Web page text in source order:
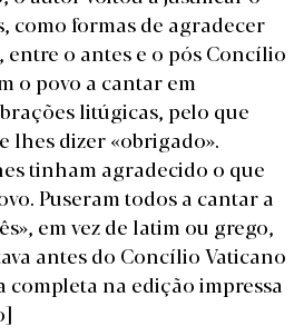
como formas de agradecer
entre o antes e o pós Concílio
o povo a cantar em
litúgicas, pelo que
lhes dizer «obrigado».
tinham agradecido o que
Puseram todos a cantar a
em vez de latim ou grego,
antes do Concílio Vaticano
completa na edição impressa